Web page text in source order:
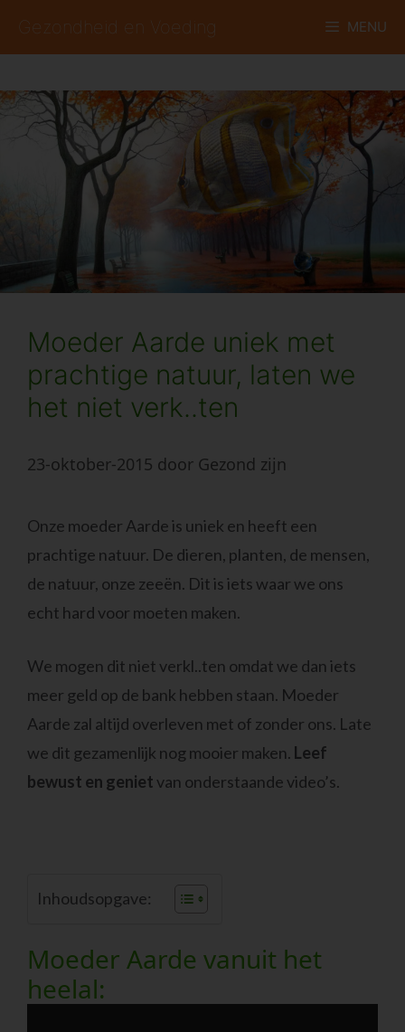
naar
de
Gezondheid en Voeding MENU
Moeder Aarde uniek met
prachtige natuur, laten we
het niet verk..ten
23-oktober-2015 door Gezond zijn
Onze moeder Aarde is uniek en heeft een
prachtige natuur. De dieren, planten, de mensen,
de natuur, onze zeeën. Dit is iets waar we ons
echt hard voor moeten maken.
We mogen dit niet verkl..ten omdat we dan iets
meer geld op de bank hebben staan. Moeder
Aarde zal altijd overleven met of zonder ons. Late
we dit gezamenlijk nog mooier maken. Leef
bewust en geniet van onderstaande video’s.
Inhoudsopgave:
Moeder Aarde vanuit het
heelal: